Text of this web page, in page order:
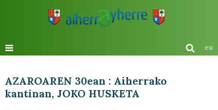
eu
AZAROAREN 30ean : Aiherrako
kantinan, JOKO HUSKETA